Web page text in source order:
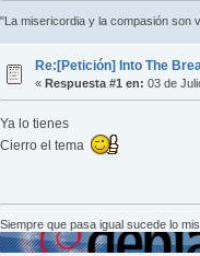
"La misericordia y la compasión son
Re:[Petición] Into The
«Respuesta #1 en: 03 de
Ya lo tienes
Cierro el tema
Siempre que pasa igual sucede lo